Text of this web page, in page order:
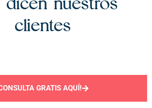
clientes
GRATIS AQUÍ!